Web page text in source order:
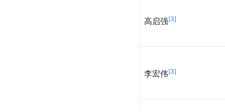
高启强[3]
李宏伟[3]